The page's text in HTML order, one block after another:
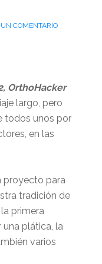
COMENTARIO
OrthoHacker
largo, pero
todos unos por
en las
proyecto para
tradición de
primera
una plática, la
varios